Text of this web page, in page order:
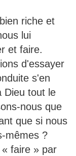
riche et
lui
et faire.
d'essayer
s'en
Dieu tout le
nous que
que si nous
mêmes ?
faire » par